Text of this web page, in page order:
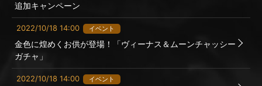
追加キャンペーン
2022/10/18 14:00 イベント
金色に煌めくお供が登場！「ヴィーナス＆ムーンチャッシー
ガチャ」
2022/10/18 14:00 イベント